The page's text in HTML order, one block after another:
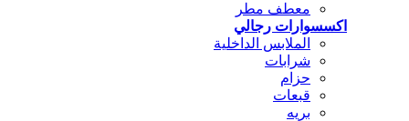
معطف مطر
اكسسوارات رجالي
الملابس الداخلية
شرابات
حزام
قبعات
بريه